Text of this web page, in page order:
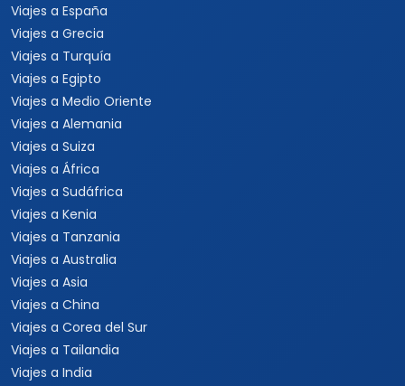
Viajes a España
Viajes a Grecia
Viajes a Turquía
Viajes a Egipto
Viajes a Medio Oriente
Viajes a Alemania
Viajes a Suiza
Viajes a África
Viajes a Sudáfrica
Viajes a Kenia
Viajes a Tanzania
Viajes a Australia
Viajes a Asia
Viajes a China
Viajes a Corea del Sur
Viajes a Tailandia
Viajes a India